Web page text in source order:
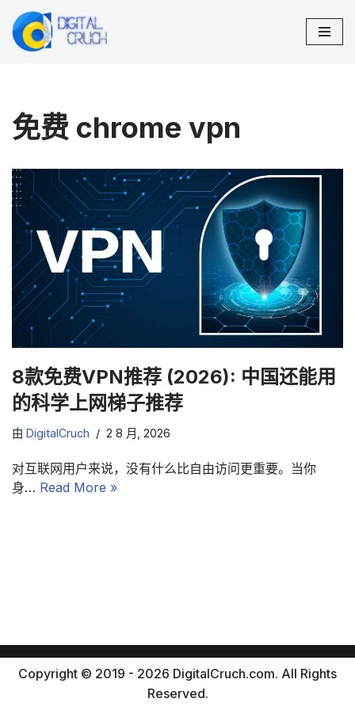
跳
免费 chrome vpn
8款免费VPN推荐 (2026): 中国还能用
的科学上网梯子推荐
由 DigitalCruch 2 8 月, 2026
对互联网用户来说，没有什么比自由访问更重要。当你
身… Read More »
Copyright © 2019 - 2026 DigitalCruch.com. All Rights
Reserved.